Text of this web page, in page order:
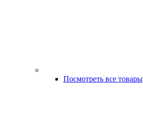
Посмотреть все товары